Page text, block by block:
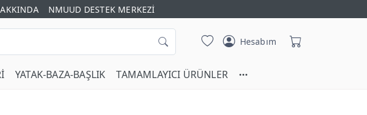
NMUUD DESTEK MERKEZİ
Hesabım
YATAK-BAZA-BAŞLIK TAMAMLAYICI ÜRÜNLER